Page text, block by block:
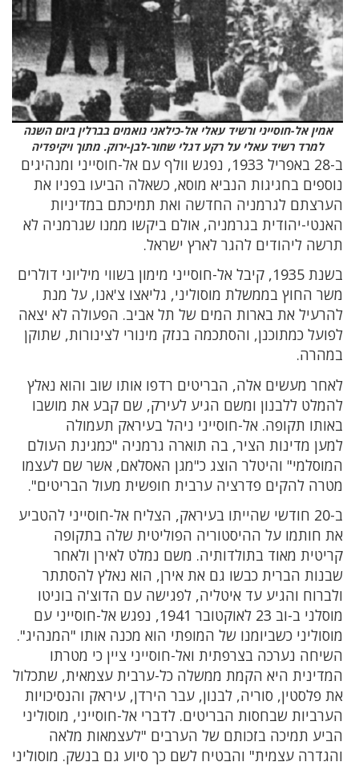
אמין אל-חוסייני ורשיד עאלי אל-כילאני נואמים בברלין ביום השנה
למרד רשיד עאלי על רקע דגלי שחור-לבן-ירוק. מתוך ויקיפדיה
ב-28 באפריל 1933, נפגש וולף עם אל-חוסייני ומנהיגים
נוספים בחגיגות הנביא מוסא, כשאלה הביעו בפניו את
הערצתם לגרמניה החדשה ואת תמיכתם במדיניות
האנטי-יהודית בגרמניה, אולם ביקשו ממנו שגרמניה לא
תרשה ליהודים להגר לארץ ישראל.
בשנת 1935, קיבל אל-חוסייני מימון בשווי מיליוני דולרים
משר החוץ בממשלת מוסוליני, גליאצו צ'אנו, על מנת
להרעיל את בארות המים של תל אביב. הפעולה לא יצאה
לפועל כמתוכנן, והסתכמה בנזק מינורי לצינורות, שתוקן
במהרה.
לאחר מעשים אלה, הבריטים רדפו אותו שוב והוא נאלץ
להמלט ללבנון ומשם הגיע לעירק, שם קבע את מושבו
באותו תקופה. אל-חוסייני ניהל בעיראק תעמולה
למען מדינות הציר, בה תוארה גרמניה "כמגינת העולם
המוסלמי" והיטלר הוצג כ"מגן האסלאם, אשר שם לעצמו
מטרה להקים פדרציה ערבית חופשית מעול הבריטים".
ב-20 חודשי שהייתו בעיראק, הצליח אל-חוסייני להטביע
את חותמו על ההיסטוריה הפוליטית שלה בתקופה
קריטית מאוד בתולדותיה. משם נמלט לאירן ולאחר
שבנות הברית כבשו גם את אירן, הוא נאלץ להסתתר
ולברוח והגיע עד איטליה, לפגישה עם הדוצ'ה בוניטו
מוסלני ב-וב 23 לאוקטובר 1941, נפגש אל-חוסייני עם
מוסוליני כשביומנו של המופתי הוא מכנה אותו "המנהיג".
השיחה נערכה בצרפתית ואל-חוסייני ציין כי מטרתו
המדינית היא הקמת ממשלה כל-ערבית עצמאית, שתכלול
את פלסטין, סוריה, לבנון, עבר הירדן, עיראק והנסיכויות
הערביות שבחסות הבריטים. לדברי אל-חוסייני, מוסוליני
הביע תמיכה בזכותם של הערבים "לעצמאות מלאה
והגדרה עצמית" והבטיח לשם כך סיוע גם בנשק. מוסוליני